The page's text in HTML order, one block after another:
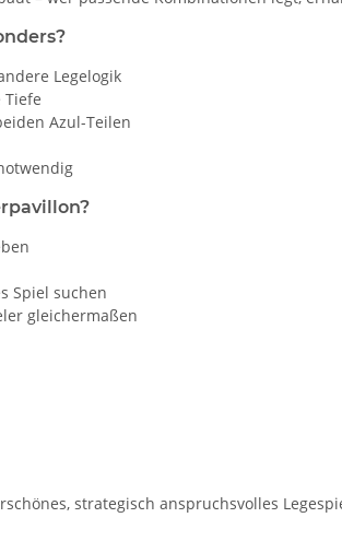
Legelogik
Tiefe
Azul-Teilen
Spiel suchen
gleichermaßen
strategisch anspruchsvolles